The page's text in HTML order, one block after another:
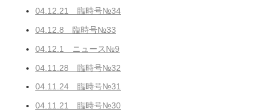
04.12.21 臨時号№34
04.12.8 臨時号№33
04.12.1 ニュース№9
04.11.28 臨時号№32
04.11.24 臨時号№31
04.11.21 臨時号№30